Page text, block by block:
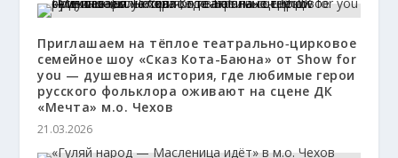
Приглашаем на тёплое театрально‑цирковое
семейное шоу «Сказ Кота-Баюна» от Show for
you — душевная история, где любимые герои
русского фольклора оживают на сцене ДК
«Мечта» м.о. Чехов
21.03.2026